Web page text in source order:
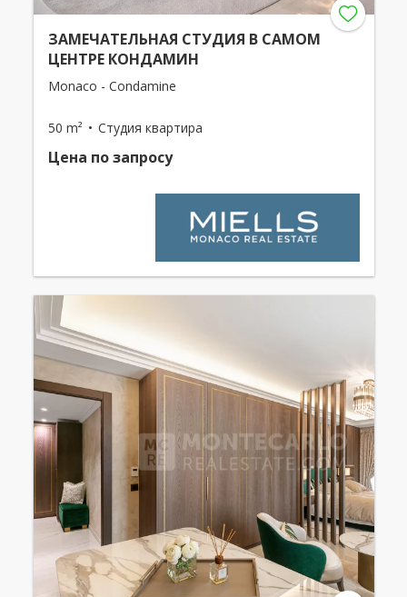
ЗАМЕЧАТЕЛЬНАЯ СТУДИЯ В САМОМ
ЦЕНТРЕ КОНДАМИН
Monaco - Condamine
50 m² Студия квартира
Цена по запросу